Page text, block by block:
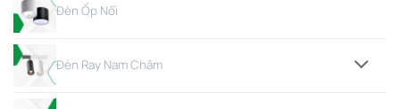
Đèn Ốp Nổi
Đèn Ray Nam Châm